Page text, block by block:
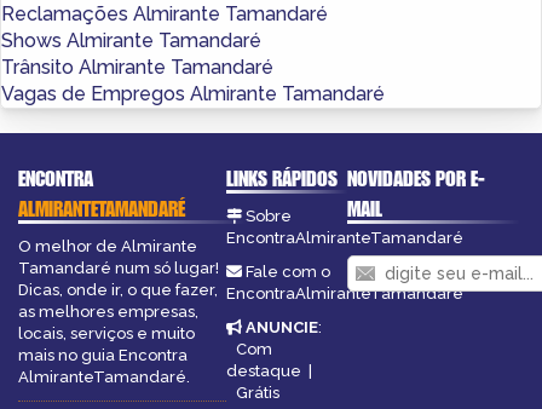
Reclamações Almirante Tamandaré
Shows Almirante Tamandaré
Trânsito Almirante Tamandaré
Vagas de Empregos Almirante Tamandaré
ENCONTRA
ALMIRANTETAMANDARÉ
O melhor de Almirante
Tamandaré num só lugar!
Dicas, onde ir, o que fazer,
as melhores empresas,
locais, serviços e muito
mais no guia Encontra
AlmiranteTamandaré.
LINKS RÁPIDOS
Sobre
EncontraAlmiranteTamandaré
Fale com o
EncontraAlmiranteTamandaré
ANUNCIE:
Com
destaque
Grátis
NOVIDADES POR E-
MAIL